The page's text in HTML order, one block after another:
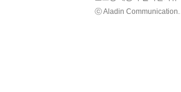
ⓒ Aladin Communication.